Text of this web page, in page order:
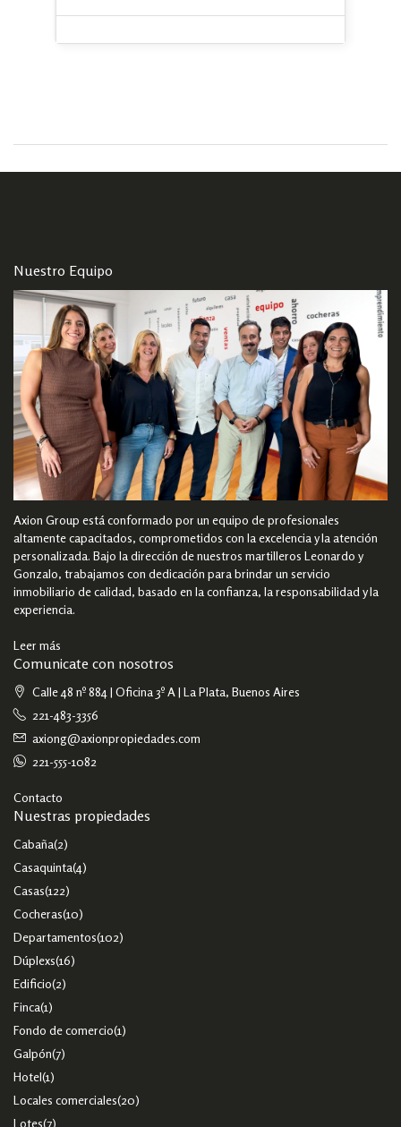
Nuestro Equipo
Axion Group está conformado por un equipo de profesionales
altamente capacitados, comprometidos con la excelencia y la atención
personalizada. Bajo la dirección de nuestros martilleros Leonardo y
Gonzalo, trabajamos con dedicación para brindar un servicio
inmobiliario de calidad, basado en la confianza, la responsabilidad y la
experiencia.
Leer más
Comunicate con nosotros
Calle 48 nº 884 | Oficina 3º A | La Plata, Buenos Aires
221-483-3356
axiong@axionpropiedades.com
221-555-1082
Contacto
Nuestras propiedades
Cabaña(2)
Casaquinta(4)
Casas(122)
Cocheras(10)
Departamentos(102)
Dúplexs(16)
Edificio(2)
Finca(1)
Fondo de comercio(1)
Galpón(7)
Hotel(1)
Locales comerciales(20)
Lotes(7)